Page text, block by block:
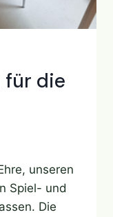
für die
unseren
Spiel- und
Die